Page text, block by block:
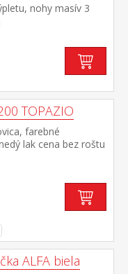
nohy masív 3
TOPAZIO
farebné
lak cena bez roštu
rozmer matraca 140
doplnok úložný
ALFA biela